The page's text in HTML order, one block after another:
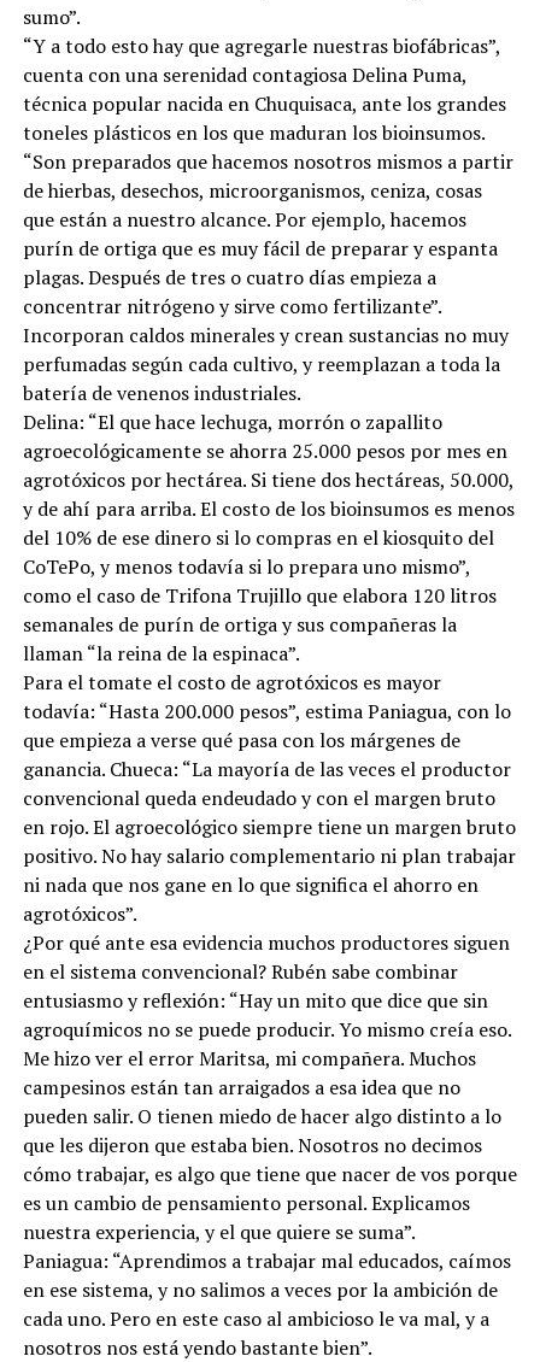
sumo”.
“Y a todo esto hay que agregarle nuestras biofábricas”,
cuenta con una serenidad contagiosa Delina Puma,
técnica popular nacida en Chuquisaca, ante los grandes
toneles plásticos en los que maduran los bioinsumos.
“Son preparados que hacemos nosotros mismos a partir
de hierbas, desechos, microorganismos, ceniza, cosas
que están a nuestro alcance. Por ejemplo, hacemos
purín de ortiga que es muy fácil de preparar y espanta
plagas. Después de tres o cuatro días empieza a
concentrar nitrógeno y sirve como fertilizante”.
Incorporan caldos minerales y crean sustancias no muy
perfumadas según cada cultivo, y reemplazan a toda la
batería de venenos industriales.
Delina: “El que hace lechuga, morrón o zapallito
agroecológicamente se ahorra 25.000 pesos por mes en
agrotóxicos por hectárea. Si tiene dos hectáreas, 50.000,
y de ahí para arriba. El costo de los bioinsumos es menos
del 10% de ese dinero si lo compras en el kiosquito del
CoTePo, y menos todavía si lo prepara uno mismo”,
como el caso de Trifona Trujillo que elabora 120 litros
semanales de purín de ortiga y sus compañeras la
llaman “la reina de la espinaca”.
Para el tomate el costo de agrotóxicos es mayor
todavía: “Hasta 200.000 pesos”, estima Paniagua, con lo
que empieza a verse qué pasa con los márgenes de
ganancia. Chueca: “La mayoría de las veces el productor
convencional queda endeudado y con el margen bruto
en rojo. El agroecológico siempre tiene un margen bruto
positivo. No hay salario complementario ni plan trabajar
ni nada que nos gane en lo que significa el ahorro en
agrotóxicos”.
¿Por qué ante esa evidencia muchos productores siguen
en el sistema convencional? Rubén sabe combinar
entusiasmo y reflexión: “Hay un mito que dice que sin
agroquímicos no se puede producir. Yo mismo creía eso.
Me hizo ver el error Maritsa, mi compañera. Muchos
campesinos están tan arraigados a esa idea que no
pueden salir. O tienen miedo de hacer algo distinto a lo
que les dijeron que estaba bien. Nosotros no decimos
cómo trabajar, es algo que tiene que nacer de vos porque
es un cambio de pensamiento personal. Explicamos
nuestra experiencia, y el que quiere se suma”.
Paniagua: “Aprendimos a trabajar mal educados, caímos
en ese sistema, y no salimos a veces por la ambición de
cada uno. Pero en este caso al ambicioso le va mal, y a
nosotros nos está yendo bastante bien”.